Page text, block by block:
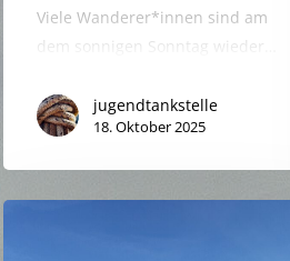
Viele Wanderer*innen sind am
dem sonnigen Sonntag wieder…
jugendtankstelle
18. Oktober 2025